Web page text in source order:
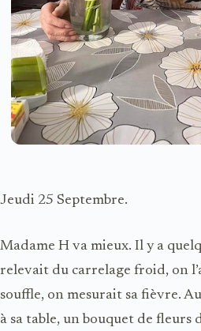
Jeudi 25 Septembre.
Madame H va mieux. Il y a
relevait du carrelage froid, on
souffle, on mesurait sa fièvre.
à sa table, un bouquet de fleurs